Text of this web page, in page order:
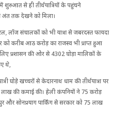
शुरुआत से ही ती‌र्थयात्रियों के पहुंचने
अंत तक देखने को मिला।
लॉज संचालकों को भी यात्रा से जबरदस्त फायदा
को करीब आठ करोड़ का राजस्व भी प्राप्त हुआ
प्रशासन की ओर से 4302 घोड़ा मालिकों के
थे,
घोड़े खच्चरों से केदारनाथ धाम की तीर्थयात्रा पर
की कमाई की। हेली कंपनियों ने 75 करोड़
और सोनप्रयाग पार्किंग से सरकार को 75 लाख